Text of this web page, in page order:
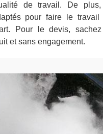
de travail. De
pour faire le
Pour le devis,
et sans engagement.